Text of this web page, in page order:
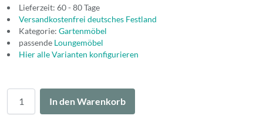
Lieferzeit: 60 - 80 Tage
Versandkostenfrei deutsches Festland
Kategorie: Gartenmöbel
passende Loungemöbel
Hier alle Varianten konfigurieren
In den Warenkorb